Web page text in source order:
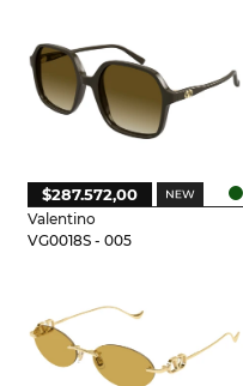
Valentino
VG0018S - 005
$287.572,00